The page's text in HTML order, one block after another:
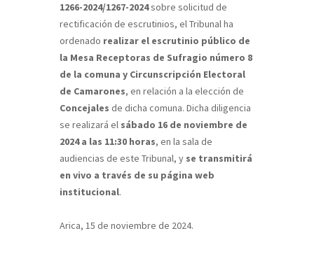
1266-2024/1267-2024sobre solicitud de
rectificación de escrutinios, el Tribunal ha
ordenado realizar el escrutinio público de
la Mesa Receptoras de Sufragio número 8
de la comuna y Circunscripción Electoral
de Camarones, en relación a la elección de
Concejales de dicha comuna. Dicha diligencia
se realizará el sábado 16 de noviembre de
2024 a las 11:30 horas, en la sala de
audiencias de este Tribunal, y se transmitirá
en vivo a través de su página web
institucional.
Arica, 15 de noviembre de 2024.